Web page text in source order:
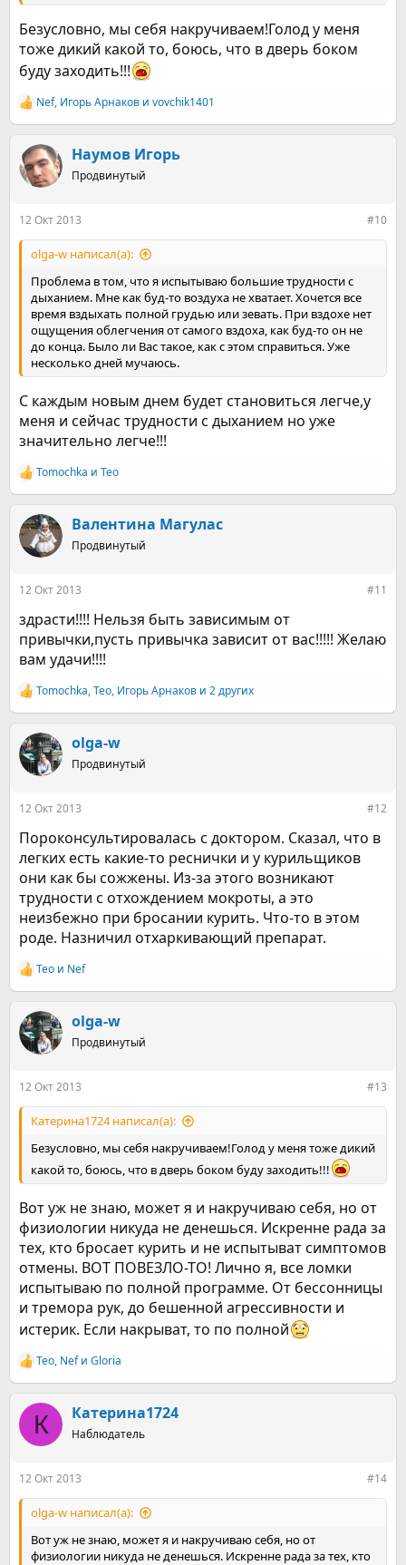
Безусловно, мы себя накручиваем!Голод у меня
тоже дикий какой то, боюсь, что в дверь боком
буду заходить!!!
Р
е
к
ц
и
Nef, Игорь Арнаков и vovchik1401
Наумов Игорь
Продвинутый
12 Окт 2013 #10
olga-w написал(а):
Проблема в том, что я испытываю большие трудности с
дыханием. Мне как буд-то воздуха не хватает. Хочется все
время вздыхать полной грудью или зевать. При вздохе нет
ощущения облегчения от самого вздоха, как буд-то он не
до конца. Было ли Вас такое, как с этом справиться. Уже
несколько дней мучаюсь.
С каждым новым днем будет становиться легче,у
меня и сейчас трудности с дыханием но уже
значительно легче!!!
Р
е
к
ц
и
Tomochka и Teo
Валентина Магулас
Продвинутый
12 Окт 2013 #11
здрасти!!!! Нельзя быть зависимым от
привычки,пусть привычка зависит от вас!!!!! Желаю
вам удачи!!!!
Р
е
к
ц
и
Tomochka,Teo, Игорь Арнаков и 2 других
olga-w
Продвинутый
12 Окт 2013 #12
Пороконсультировалась с доктором. Сказал, что в
легких есть какие-то реснички и у курильщиков
они как бы сожжены. Из-за этого возникают
трудности с отхождением мокроты, а это
неизбежно при бросании курить. Что-то в этом
роде. Назничил отхаркивающий препарат.
Р
е
к
ц
и
Teo и Nef
olga-w
Продвинутый
12 Окт 2013 #13
Катерина1724 написал(а):
Безусловно, мы себя накручиваем!Голод у меня тоже дикий
какой то, боюсь, что в дверь боком буду заходить!!!
Вот уж не знаю, может я и накручиваю себя, но от
физиологии никуда не денешься. Искренне рада за
тех, кто бросает курить и не испытыват симптомов
отмены. ВОТ ПОВЕЗЛО-ТО! Лично я, все ломки
испытываю по полной программе. От бессонницы
и тремора рук, до бешенной агрессивности и
истерик. Если накрыват, то по полной
Р
е
к
ц
и
Teo, Nefи Gloria
К Катерина1724
Наблюдатель
12 Окт 2013 #14
olga-w написал(а):
Вот уж не знаю, может я и накручиваю себя, но от
физиологии никуда не денешься. Искренне рада за тех, кто